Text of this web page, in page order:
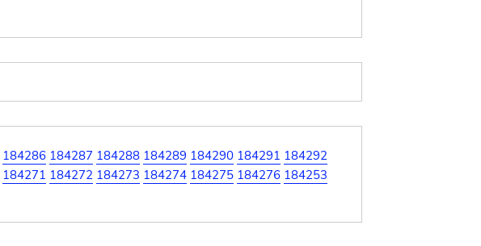
184286 184287 184288 184289 184290 184291 184292
184271 184272 184273 184274 184275 184276 184253